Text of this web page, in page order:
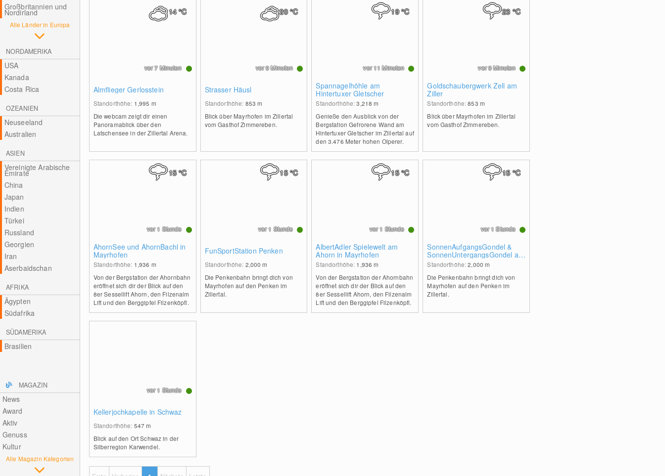
Großbritannien und
Nordirland
Alle Länder in Europa
NORDAMERIKA
USA
Kanada
Costa Rica
OZEANIEN
Neuseeland
Australien
ASIEN
Vereinigte Arabische
Emirate
China
Japan
Indien
Türkei
Russland
Georgien
Iran
Aserbaidschan
AFRIKA
Ägypten
Südafrika
SÜDAMERIKA
Brasilien
MAGAZIN
News
Award
Aktiv
Genuss
Kultur
Alle Magazin Kategorien
Almflieger Gerlosstein
Standorthöhe: 1,995 m
Die webcam zeigt dir einen
Panoramablick über den
Latschensee in der Zillertal Arena.
14°C
vor 7 Minuten
Strasser Häusl
Standorthöhe: 853m
Blick über Mayrhofen im Zillertal
vom Gasthof Zimmereben.
20°C
vor 9 Minuten
Spannagelhöhle am
Hintertuxer Gletscher
Standorthöhe:3,218m
Genieße den Ausblick von der
Bergstation Gefrorene Wand am
Hintertuxer Gletscher im Zillertal auf
den 3.476 Meter hohen Olperer.
19°C
vor 11 Minuten
Goldschaubergwerk Zell am
Ziller
Standorthöhe:853 m
Blick über Mayrhofen im Zillertal
vom Gasthof Zimmereben.
23°C
vor 9 Minuten
AhornSee und AhornBachl in
Mayrhofen
Standorthöhe: 1,936 m
Von der Bergstation der Ahornbahn
eröffnet sich dir der Blick auf den
8er Sessellift Ahorn, den Filzenalm
Lift und den Berggipfel Filzenköpfl.
15°C
vor 1 Stunde
FunSportStation Penken
Standorthöhe: 2,000m
Die Penkenbahn bringt dich von
Mayrhofen auf den Penken im
Zillertal.
15°C
vor 1 Stunde
AlbertAdler Spielewelt am
Ahorn in Mayrhofen
Standorthöhe: 1,936m
Von der Bergstation der Ahornbahn
eröffnet sich dir der Blick auf den
8er Sessellift Ahorn, den Filzenalm
Lift und den Berggipfel Filzenköpfl.
15°C
vor 1 Stunde
SonnenAufgangsGondel &
SonnenUntergangsGondel am
Ahorn in Mayrhofen
Standorthöhe:2,000m
Die Penkenbahn bringt dich von
Mayrhofen auf den Penken im
Zillertal.
15°C
vor 1 Stunde
Kellerjochkapelle in Schwaz
Standorthöhe: 547m
Blick auf den Ort Schwaz in der
Silberregion Karwendel.
vor 1 Stunde